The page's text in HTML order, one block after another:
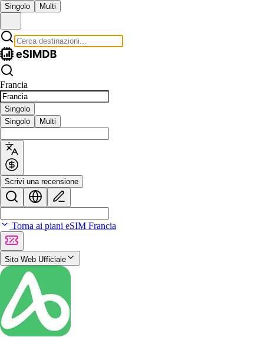
Singolo Multi
Francia
Singolo
Singolo
Multi
Scrivi una recensione
Torna ai piani eSIM Francia
Sito Web Ufficiale